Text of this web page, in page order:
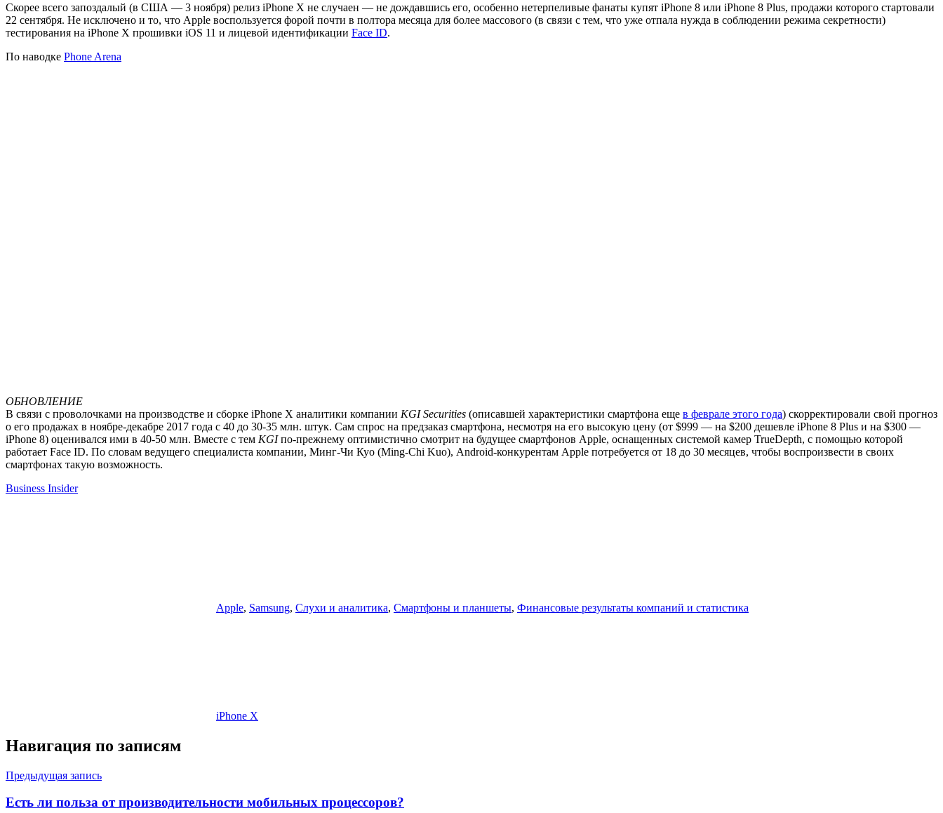
Скорее всего запоздалый (в США — 3 ноября) релиз iPhone X не случаен — не дождавшись его, особенно нетерпеливые фанаты купят iPhone 8 или iPhone 8 Plus, продажи которого стартовали
22 сентября. Не исключено и то, что Apple воспользуется форой почти в полтора месяца для более массового (в связи с тем, что уже отпала нужда в соблюдении режима секретности)
тестирования на iPhone X прошивки iOS 11 и лицевой идентификации Face ID.
По наводке Phone Arena
ОБНОВЛЕНИЕ
В связи с проволочками на производстве и сборке iPhone X аналитики компании KGI Securities (описавшей характеристики смартфона еще в феврале этого года) скорректировали свой прогноз
о его продажах в ноябре-декабре 2017 года с 40 до 30-35 млн. штук. Сам спрос на предзаказ смартфона, несмотря на его высокую цену (от $999 — на $200 дешевле iPhone 8 Plus и на $300 —
iPhone 8) оценивался ими в 40-50 млн. Вместе с тем KGIпо-прежнему оптимистично смотрит на будущее смартфонов Apple, оснащенных системой камер TrueDepth, с помощью которой
работает Face ID. По словам ведущего специалиста компании, Минг-Чи Куо (Ming-Chi Kuo), Android-конкурентам Apple потребуется от 18 до 30 месяцев, чтобы воспроизвести в своих
смартфонах такую возможность.
Business Insider
Apple, Samsung, Слухи и аналитика, Смартфоны и планшеты, Финансовые результаты компаний и статистика
iPhone X
Навигация по записям
Предыдущая запись
Есть ли польза от производительности мобильных процессоров?